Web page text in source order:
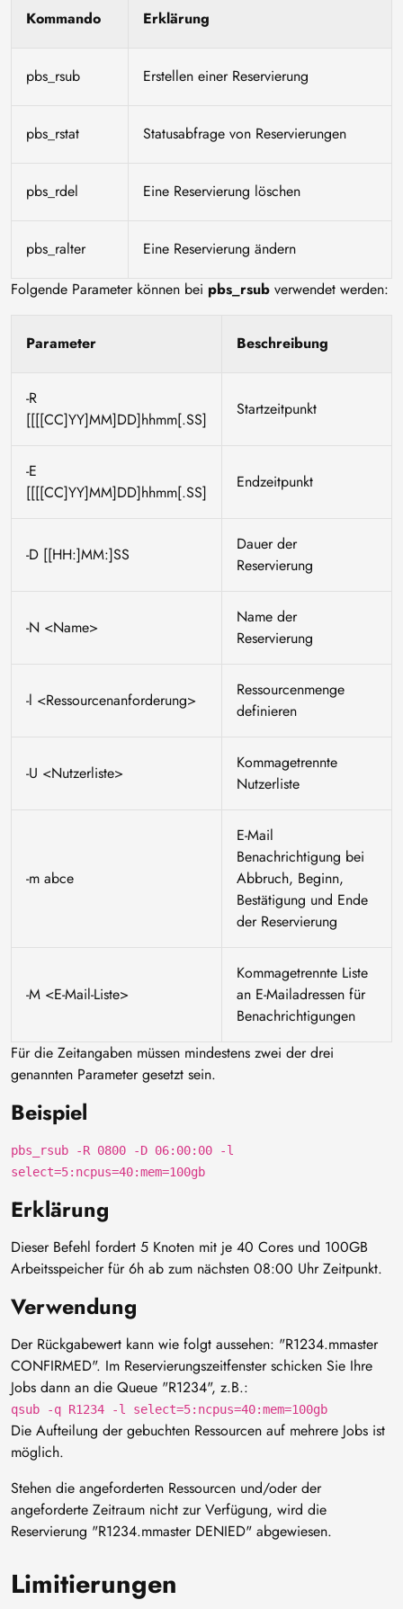
Kommando Erklärung
pbs_rsub Erstellen einer Reservierung
pbs_rstat Statusabfrage von Reservierungen
pbs_rdel Eine Reservierung löschen
pbs_ralter
Eine Reservierung ändern
Folgende Parameter können bei pbs_rsub verwendet werden:
Parameter Beschreibung
-R
[[[[CC]YY]MM]DD]hhmm[.SS]
Startzeitpunkt
-E
[[[[CC]YY]MM]DD]hhmm[.SS]
Endzeitpunkt
-D [[HH:]MM:]SS
Dauer der
Reservierung
-N <Name>
Name der
Reservierung
-l <Ressourcenanforderung>
Ressourcenmenge
definieren
-U <Nutzerliste>
Kommagetrennte
Nutzerliste
-m abce
E-Mail
Benachrichtigung bei
Abbruch, Beginn,
Bestätigung und Ende
der Reservierung
-M <E-Mail-Liste>
Kommagetrennte Liste
an E-Mailadressen für
Benachrichtigungen
Für die Zeitangaben müssen mindestens zwei der drei
genannten Parameter gesetzt sein.
Beispiel
pbs_rsub -R 0800 -D 06:00:00 -l
select=5:ncpus=40:mem=100gb
Erklärung
Dieser Befehl fordert 5 Knoten mit je 40 Cores und 100GB
Arbeitsspeicher für 6h ab zum nächsten 08:00 Uhr Zeitpunkt.
Verwendung
Der Rückgabewert kann wie folgt aussehen: "R1234.mmaster
CONFIRMED". Im Reservierungszeitfenster schicken Sie Ihre
Jobs dann an die Queue "R1234", z.B.:
qsub -q R1234 -l select=5:ncpus=40:mem=100gb
Die Aufteilung der gebuchten Ressourcen auf mehrere Jobs ist
möglich.
Stehen die angeforderten Ressourcen und/oder der
angeforderte Zeitraum nicht zur Verfügung, wird die
Reservierung "R1234.mmaster DENIED" abgewiesen.
Limitierungen